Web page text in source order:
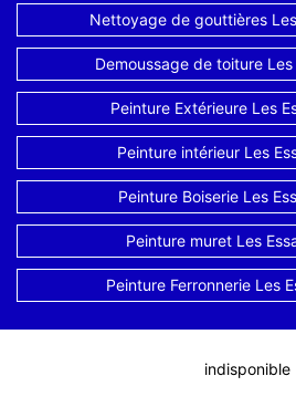
Nettoyage de gouttières
Demoussage de toiture
Peinture Extérieure Les
Peinture intérieur Les
Peinture Boiserie Les
Peinture muret Les
Peinture Ferronnerie Les
indisponible